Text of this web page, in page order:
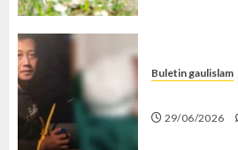
Buletin gaulislam
29/06/2026